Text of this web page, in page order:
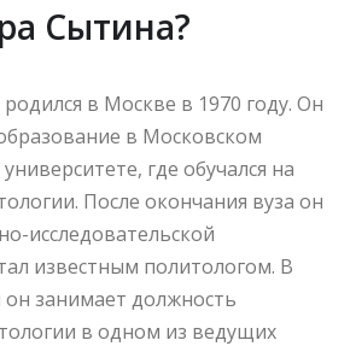
Сытина?
в Москве в 1970 году. Он
в Московском
где обучался на
После окончания вуза он
исследовательской
известным политологом. В
занимает должность
в одном из ведущих